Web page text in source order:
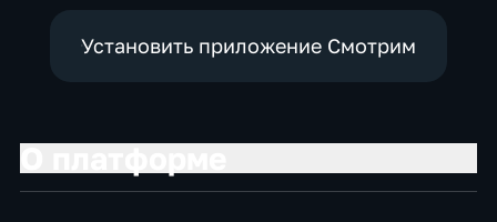
Установить приложение Смотрим